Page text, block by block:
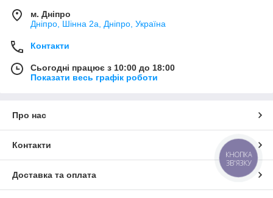
м. Дніпро
Дніпро, Шінна 2а, Дніпро, Україна
Контакти
Сьогодні працює з 10:00 до 18:00
Показати весь графік роботи
Про нас
Контакти
Доставка та оплата
КНОПКА
ЗВ'ЯЗКУ